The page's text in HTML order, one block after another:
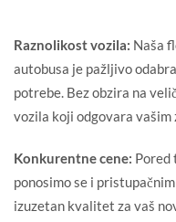
Raznolikost vozila: Naša
autobusa je pažljivo
potrebe. Bez obzira na
vozila koji odgovara vašim
Konkurentne cene: Pored
ponosimo se i
izuzetan kvalitet za vaš